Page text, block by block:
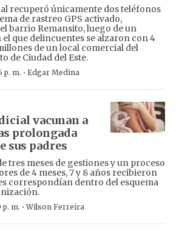
recuperó únicamente dos teléfonos
de rastreo GPS activado,
barrio Remansito, luego de un
que delincuentes se alzaron con 4
de un local comercial del
de Ciudad del Este.
p. m. · Edgar Medina
vacunan a
prolongada
sus padres
tres meses de gestiones y un proceso
de 4 meses, 7 y 8 años recibieron
correspondían dentro del esquema
p. m. ·Wilson Ferreira